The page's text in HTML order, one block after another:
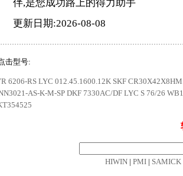
伴,是您成功路上的得力助手
更新日期:2026-08-08
击型号:
6206-RS LYC 012.45.1600.12K SKF
AS-K-M-SP DKF 7330AC/DF LYC S 76/26
HIWIN| PMI| SAMICK